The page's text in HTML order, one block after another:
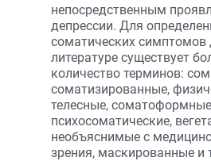
непосредственным
депрессии. Для
соматических симптомов
литературе существует
количество терминов:
соматизированные,
телесные,
психосоматические,
необъяснимые с
зрения, маскированные и